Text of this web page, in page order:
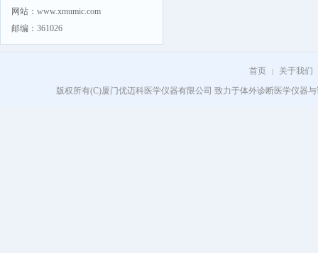
网站：www.xmumic.com
邮编：361026
首页 |
关于我们
版权所有(C)厦门优迈科医学仪器有限公司 致力于体外诊断医学仪器